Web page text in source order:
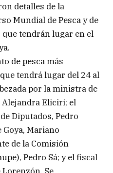
detalles de la
Mundial de Pesca y de
tendrán lugar en el
de pesca más
tendrá lugar del 24 al
por la ministra de
Eliciri; el
Diputados, Pedro
Goya, Mariano
de la Comisión
Pedro Sá; y el fiscal